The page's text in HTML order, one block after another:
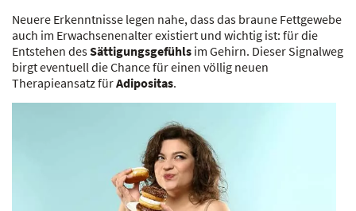
Neuere Erkenntnisse legen nahe, dass das braune Fettgewebe
auch im Erwachsenenalter existiert und wichtig ist: für die
Entstehen desSättigungsgefühls im Gehirn. Dieser Signalweg
birgt eventuell die Chance für einen völlig neuen
Therapieansatz fürAdipositas.